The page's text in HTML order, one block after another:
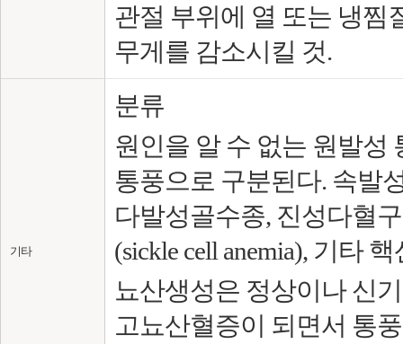
관절 부위에 열 또는 냉찜
무게를 감소시킬 것.
기타
분류
원인을 알 수 없는 원발성
통풍으로 구분된다. 속발
다발성골수종, 진성다혈
(sickle cell anemia), 기타
뇨산생성은 정상이나 신
고뇨산혈증이 되면서 통